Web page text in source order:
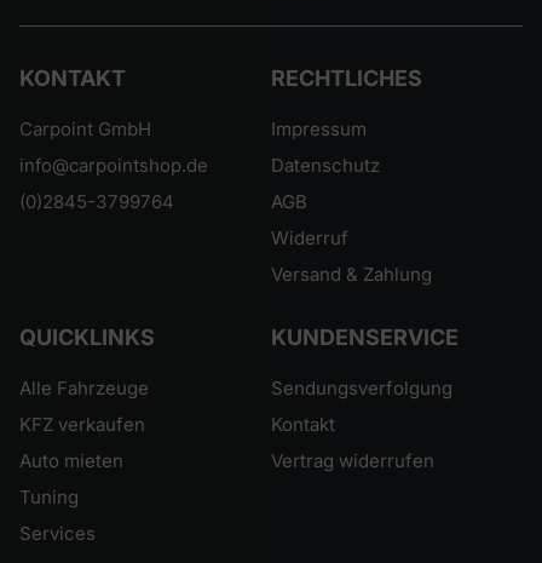
KONTAKT
Carpoint GmbH
info@carpointshop.de
(0)2845-3799764
RECHTLICHES
Impressum
Datenschutz
AGB
Widerruf
Versand & Zahlung
QUICKLINKS
Alle Fahrzeuge
KFZ verkaufen
Auto mieten
Tuning
Services
KUNDENSERVICE
Sendungsverfolgung
Kontakt
Vertrag widerrufen